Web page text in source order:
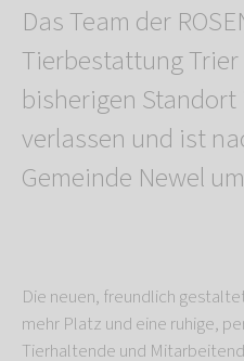
Das Team der
Tierbestattung
bisherigen
verlassen und ist
Gemeinde Newel
Die neuen, freundlich
mehr Platz und eine ruhige,
Tierhaltende und